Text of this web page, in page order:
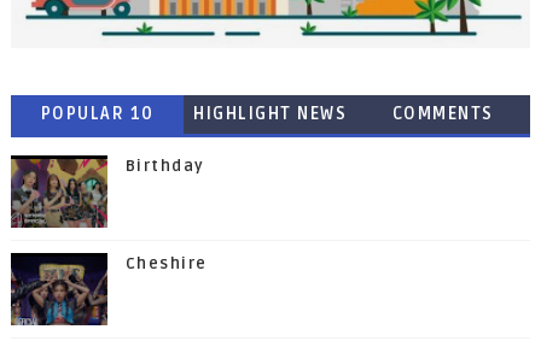
POPULAR 10 HIGHLIGHT NEWS COMMENTS
Birthday
Cheshire